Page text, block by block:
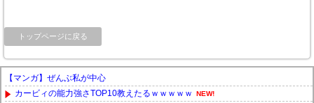
トップページに戻る
【マンガ】ぜんぶ私が中心
カービィの能力強さTOP10教えたるｗｗｗｗｗ
NEW!